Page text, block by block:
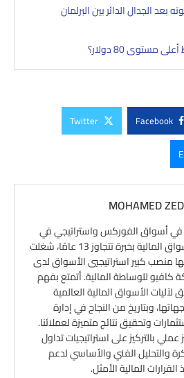
بعد الجدال الدائر بين البرلمان
80 دولار؟
Facebook
Twitter
MOHAMED
في أسواق الفوركس واستراتيجي في
الأسواق المالية بخبرة تتجاوز 13 عامًا، شغلت
منصب كبير استراتيجيي الأسواق لدى
كافيو للوساطة المالية. أتمتع بفهم
لآليات الأسواق المالية العالمية
وبتاريخ من النجاح في إدارة
وتحقيق نتائج متميزة لعملائنا.
عملي بالتركيز على استراتيجيات تداول
والتحليل الفني والأساسي لدعم
القرارات المالية الأمثل.